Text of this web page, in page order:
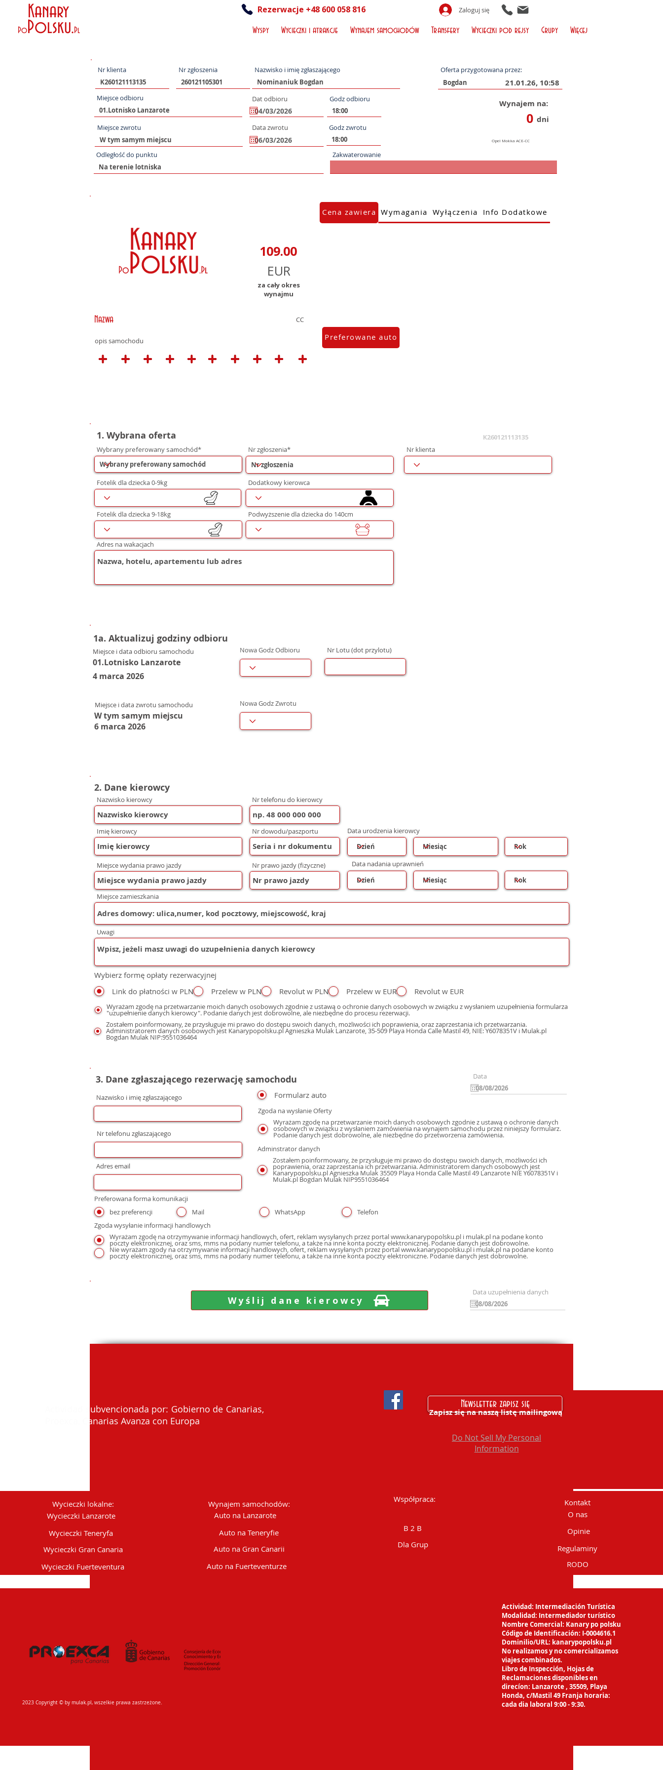
Kanary
PoPolsku.Pl
Rezerwacje +48 600 058 816 Zaloguj się
Wyspy Wycieczki i atrakcje Wynajem samochodów Transfery Wycieczki pod rejsy Grupy Więcej
Nr klienta Nr zgłoszenia Nazwisko i imię zgłaszającego Oferta przygotowana przez:
21.01.26, 10:58
Miejsce odbioru Dat odbioru Godz odbioru
Miejsce zwrotu Data zwrotu Godz zwrotu
Wynajem na:
0 dni
Odległość do punktu Zakwaterowanie
za cały okres
wynajmu
Nazwa CC
opis samochodu
Cena zawiera Wymagania Wyłączenia Info Dodatkowe
Preferowane auto
1. Wybrana oferta
Wybrany preferowany samochód* Nr zgłoszenia*
Fotelik dla dziecka 0-9kg Dodatkowy kierowca
Fotelik dla dziecka 9-18kg Podwyższenie dla dziecka do 140cm
Adres na wakacjach
K260121113135
Nr klienta
1a. Aktualizuj godziny odbioru
Miejsce i data odbioru samochodu
01.Lotnisko Lanzarote
4 marca 2026
Nowa Godz Odbioru Nr Lotu (dot przylotu)
Miejsce i data zwrotu samochodu
W tym samym miejscu
6 marca 2026
Nowa Godz Zwrotu
2. Dane kierowcy
Nazwisko kierowcy
Imię kierowcy
Nr telefonu do kierowcy
Nr dowodu/paszportu Data urodzenia kierowcy
Miejsce wydania prawo jazdy Nr prawo jazdy (fizyczne) Data nadania uprawnień
Miejsce zamieszkania
Uwagi
Wybierz formę opłaty rezerwacyjnej
Link do płatności w PLN
Przelew w PLN Revolut w PLN Przelew w EUR Revolut w EUR
Wyrażam zgodę na przetwarzanie moich danych osobowych zgodnie z ustawą o ochronie danych osobowych w związku z wysłaniem uzupełnienia formularza
"uzupełnienie danych kierowcy". Podanie danych jest dobrowolne, ale niezbędne do procesu rezerwacji.
Zostałem poinformowany, że przysługuje mi prawo do dostępu swoich danych, możliwości ich poprawienia, oraz zaprzestania ich przetwarzania.
Administratorem danych osobowych jest Kanarypopolsku.pl Agnieszka Mulak Lanzarote, 35-509 Playa Honda Calle Mastil 49, NIE: Y6078351V i Mulak.pl
Bogdan Mulak NIP:9551036464
3. Dane zgłaszającego rezerwację samochodu
Formularz auto
Data
Nr telefonu zgłaszającego
Zgoda na wysłanie Oferty
Wyrażam zgodę na przetwarzanie moich danych osobowych zgodnie z ustawą o ochronie danych
osobowych w związku z wysłaniem zamówienia na wynajem samochodu przez niniejszy formularz.
Podanie danych jest dobrowolne, ale niezbędne do przetworzenia zamówienia.
Adminstrator danych
Zostałem poinformowany, że przysługuje mi prawo do dostępu swoich danych, możliwości ich
poprawienia, oraz zaprzestania ich przetwarzania. Administratorem danych osobowych jest
Kanarypopolsku.pl Agnieszka Mulak 35509 Playa Honda Calle Mastil 49 Lanzarote NIE Y6078351V i
Mulak.pl Bogdan Mulak NIP9551036464
Nazwisko i imię zgłaszającego
Adres email
Preferowana forma komunikacji
bez preferencji
Mail WhatsApp
Telefon
Zgoda wysyłanie informacji handlowych
Wyrażam zgodę na otrzymywanie informacji handlowych, ofert, reklam wysyłanych przez portal www.kanarypopolsku.pl i mulak.pl na podane konto
poczty elektronicznej, oraz sms, mms na podany numer telefonu, a także na inne konta poczty elektronicznej. Podanie danych jest dobrowolne.
Nie wyrażam zgody na otrzymywanie informacji handlowych, ofert, reklam wysyłanych przez portal www.kanarypopolsku.pl i mulak.pl na podane konto
poczty elektronicznej, oraz sms, mms na podany numer telefonu, a także na inne konta poczty elektroniczne. Podanie danych jest dobrowolne.
Wyślij dane kierowcy
Data uzupełnienia danych
Actividad subvencionada por: Gobierno de Canarias,
Proexca, Canarias Avanza con Europa
Newsletter zapisz się
Zapisz się na naszą listę mailingową
Do Not Sell My Personal
Information
Wycieczki lokalne:
Wycieczki Lanzarote
Wycieczki Teneryfa
Wycieczki Gran Canaria
Wycieczki Fuerteventura
Wynajem samochodów:
Auto na Lanzarote
Auto na Teneryfie
Auto na Gran Canarii
Auto na Fuerteventurze
Współpraca:
B 2 B
Dla Grup
Kontakt
O nas
Opinie
Regulaminy
RODO
2023 Copyright © by mulak.pl, wszelkie prawa zastrzeżone.
Actividad: Intermediación Turística
Modalidad: Intermediador turístico
Nombre Comercial: Kanary po polsku
Código de Identificación: I-0004616.1
Dominilio/URL: kanarypopolsku.pl
No realizamos y no comercializamos
viajescombinados.
Libro de Inspección, Hojas de
Reclamacionesdisponibles en
direcíon: Lanzarote , 35509, Playa
Honda, c/Mastil 49 Franja horaria:
cada dia laboral 9:00 - 9:30.